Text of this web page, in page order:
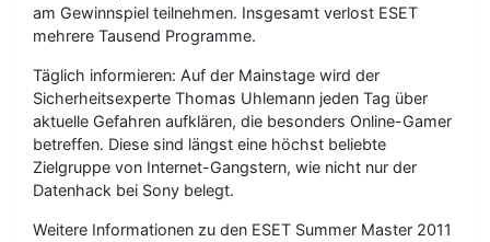
am Gewinnspiel teilnehmen. Insgesamt verlost ESET
mehrere Tausend Programme.
Täglich informieren: Auf der Mainstage wird der
Sicherheitsexperte Thomas Uhlemann jeden Tag über
aktuelle Gefahren aufklären, die besonders Online-Gamer
betreffen. Diese sind längst eine höchst beliebte
Zielgruppe von Internet-Gangstern, wie nicht nur der
Datenhack bei Sony belegt.
Weitere Informationen zu den ESET Summer Master 2011